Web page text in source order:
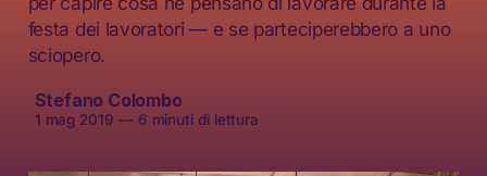
festa dei lavoratori — e se parteciperebbero a uno
sciopero.
Stefano Colombo
1 mag 2019 —6 minuti di lettura